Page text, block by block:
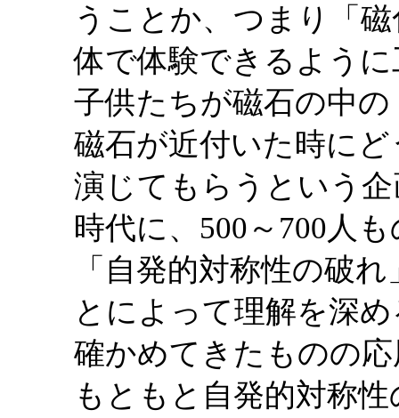
うことか、つまり「
体で体験できるよう
子供たちが磁石の中
磁石が近付いた時に
演じてもらうという
時代に、500～700人
「自発的対称性の破
とによって理解を深
確かめてきたものの
もともと自発的対称